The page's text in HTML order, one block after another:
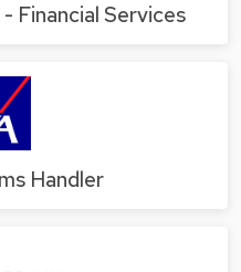
Financial Services
Handler